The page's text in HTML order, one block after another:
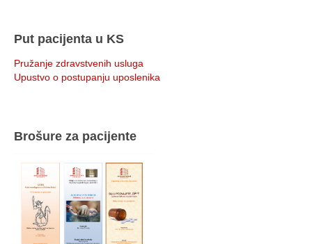
Put pacijenta u KS
Pružanje zdravstvenih usluga
Upustvo o postupanju uposlenika
Brošure za pacijente